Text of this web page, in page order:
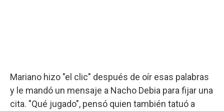
Mariano hizo "el clic" después de oír esas palabras
y le mandó un mensaje a Nacho Debia para fijar una
cita. "Qué jugado", pensó quien también tatuó a